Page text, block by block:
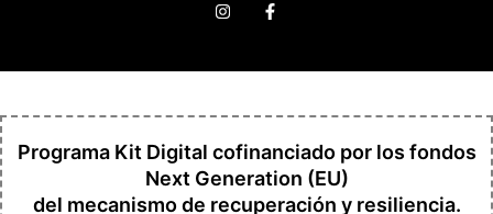
n
s
g
m
a
c
o
-
Programa Kit Digital cofinanciado por los fondos
Next Generation (EU)
del mecanismo de recuperación y resiliencia.